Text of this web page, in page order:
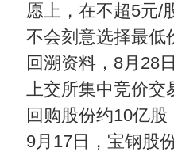
愿上，在不超5元/
不会刻意选择最低
回溯资料，8月28
上交所集中竞价交
回购股份约10亿
9月17日，宝钢股